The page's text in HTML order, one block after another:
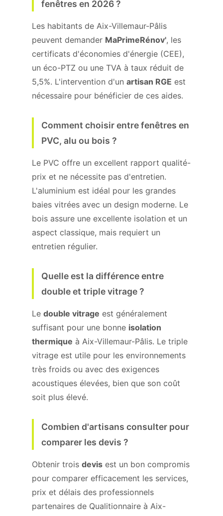
fenêtres en 2026 ?
Les habitants de Aix-Villemaur-Pâlis
peuvent demander MaPrimeRénov', les
certificats d'économies d'énergie (CEE),
un éco-PTZ ou une TVA à taux réduit de
5,5%. L'intervention d'un artisan RGE est
nécessaire pour bénéficier de ces aides.
Comment choisir entre fenêtres en
PVC, alu ou bois ?
Le PVC offre un excellent rapport qualité-
prix et ne nécessite pas d'entretien.
L'aluminium est idéal pour les grandes
baies vitrées avec un design moderne. Le
bois assure une excellente isolation et un
aspect classique, mais requiert un
entretien régulier.
Quelle est la différence entre
double et triple vitrage ?
Le double vitrage est généralement
suffisant pour une bonne isolation
thermique à Aix-Villemaur-Pâlis. Le triple
vitrage est utile pour les environnements
très froids ou avec des exigences
acoustiques élevées, bien que son coût
soit plus élevé.
Combien d'artisans consulter pour
comparer les devis ?
Obtenir trois devis est un bon compromis
pour comparer efficacement les services,
prix et délais des professionnels
partenaires de Qualitionnaire à Aix-